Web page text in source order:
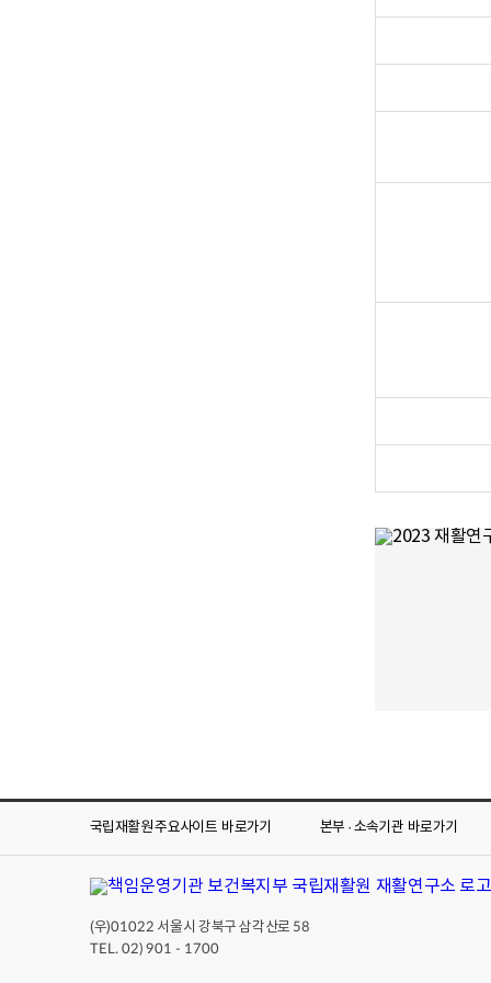
국립재활원 주요사이트 바로가기 본부 · 소속기관 바로가기
(우)01022 서울시 강북구 삼각산로 58
TEL. 02) 901 - 1700